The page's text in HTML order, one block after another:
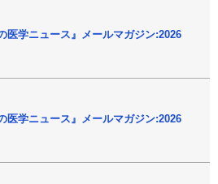
医学ニュース』メールマガジン:2026
医学ニュース』メールマガジン:2026